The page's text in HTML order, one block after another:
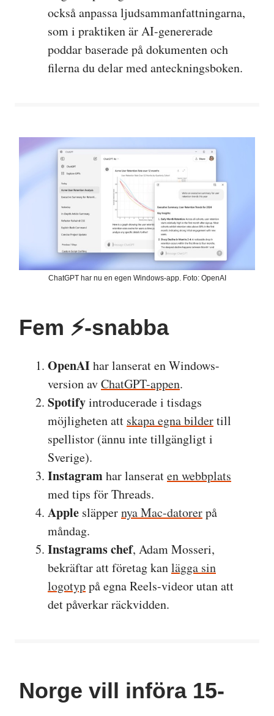
också anpassa ljudsammanfattningarna,
som i praktiken är AI-genererade
poddar baserade på dokumenten och
filerna du delar med anteckningsboken.
ChatGPT har nu en egen Windows-app. Foto: OpenAI
Fem ⚡️-snabba
OpenAIhar lanserat en Windows-
version avChatGPT-appen.
Spotifyintroducerade i tisdags
möjligheten att skapa egna bildertill
spellistor (ännu inte tillgängligt i
Sverige).
Instagramhar lanseraten webbplats
med tips för Threads.
Apple släppernya Mac-datorerpå
måndag.
Instagrams chef, Adam Mosseri,
bekräftar att företag kanlägga sin
logotyppå egna Reels-videor utan att
det påverkar räckvidden.
Norge vill införa 15-